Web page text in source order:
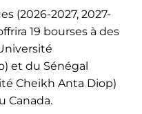
(2026-2027, 2027-
19 bourses à des
et du Sénégal
Cheikh Anta Diop)
Canada.